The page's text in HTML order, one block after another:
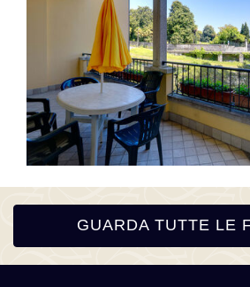
GUARDA TUTTE LE